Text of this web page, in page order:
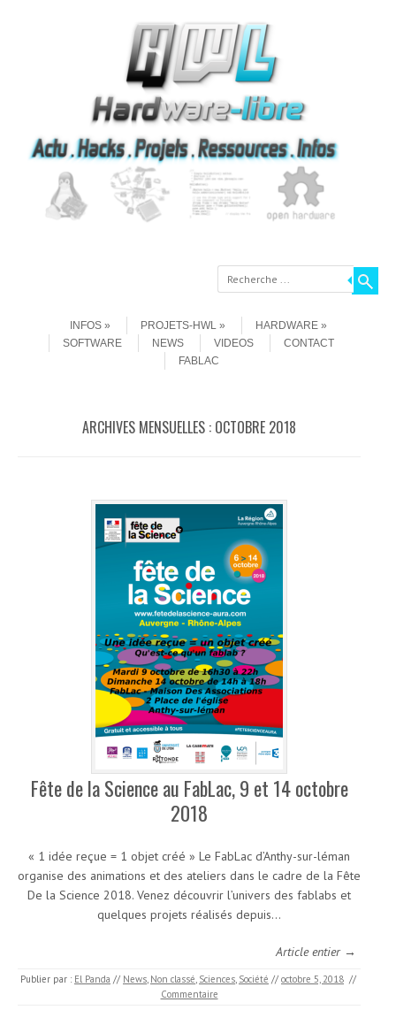
Recherche
INFOS
PROJETS-HWL
HARDWARE
SOFTWARE
NEWS VIDEOS
CONTACT
FABLAC
ARCHIVES MENSUELLES : OCTOBRE 2018
Fête de la Science au FabLac, 9 et 14 octobre
2018
« 1 idée reçue = 1 objet créé » Le FabLac d’Anthy-sur-léman
organise des animations et des ateliers dans le cadre de la Fête
De la Science 2018. Venez découvrir l’univers des fablabs et
quelques projets réalisés depuis…
Article entier →
Publier par : El Panda // News, Non classé, Sciences, Société // octobre 5, 2018 //
Commentaire